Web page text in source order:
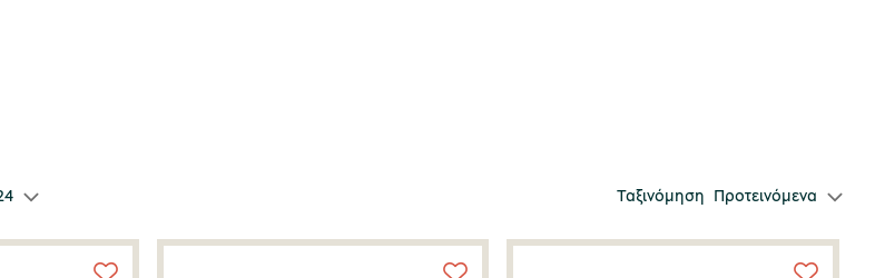
Ταξινόμηση Προτεινόμενα